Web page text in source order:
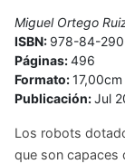
Miguel Ortego
ISBN: 978-84-
Páginas:496
Formato:
Publicación:Jul
Los robots
que son